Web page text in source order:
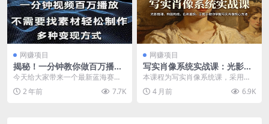
网赚项目
揭秘！一分钟教你做百万播放
量视频，条条爆款，各大平台
自然流，轻松月…
今天给大家带来一个最新蓝海赛
道，不用自己找素材还能制作出条
条爆款的视频，播放高，...
2 年前 7.7K
网赚项目
写实肖像系统实战课：光影推
理、构图构成、色彩置换，手
把手教你掌握写实肖像核心方
法
本课程为写实肖像系统课，采用分
阶段递进式教学，从基础造型、绘
画节奏与对比入手，逐...
4 月前 6.9K